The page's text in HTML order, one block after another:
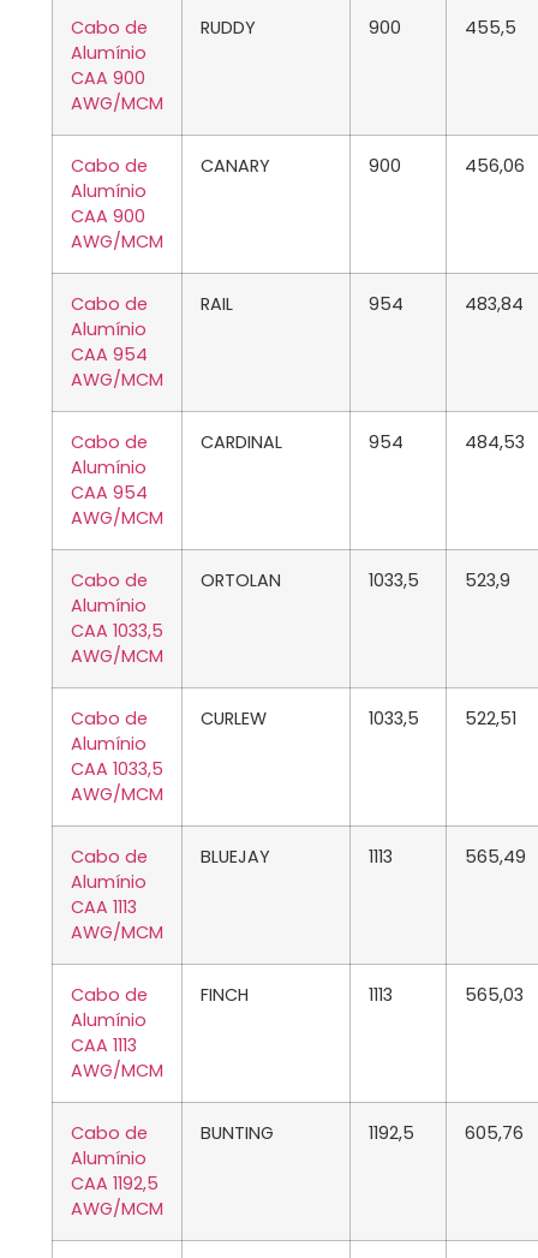
Cabo de
Alumínio
CAA 900
AWG/MCM
RUDDY 900 455,5
Cabo de
Alumínio
CAA 900
AWG/MCM
CANARY 900 456,06
Cabo de
Alumínio
CAA 954
AWG/MCM
RAIL 954 483,84
Cabo de
Alumínio
CAA 954
AWG/MCM
CARDINAL 954 484,53
Cabo de
Alumínio
CAA 1033,5
AWG/MCM
ORTOLAN 1033,5 523,9
Cabo de
Alumínio
CAA 1033,5
AWG/MCM
CURLEW 1033,5 522,51
Cabo de
Alumínio
CAA 1113
AWG/MCM
BLUEJAY 1113 565,49
Cabo de
Alumínio
CAA 1113
AWG/MCM
FINCH 1113 565,03
Cabo de
Alumínio
CAA 1192,5
AWG/MCM
BUNTING 1192,5 605,76